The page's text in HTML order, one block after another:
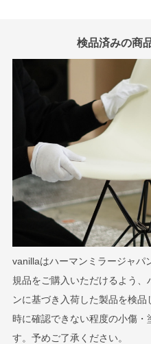
検品済みの商
vanillaはハーマンミラージャパ
規品をご購入いただけるよう
ンに基づき入荷した製品を検
時に確認できない程度の小傷・
す。予めご了承ください。